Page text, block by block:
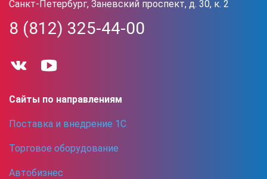
Санкт-Петербург, Заневский проспект, д. 30, к. 2
8 (812) 325-44-00
Сайты по направлениям
Поставка и внедрение 1С
Торговое оборудование
Автобизнес